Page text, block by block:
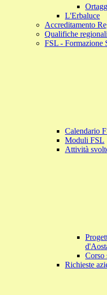
L'Erbaluce
Accreditamento
Qualifiche regionali
FSL - Formazione
Calendario
Moduli FSL
Attività
Corso
Richieste